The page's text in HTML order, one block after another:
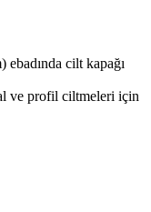
cilt kapağı
ve profil ciltmeleri için